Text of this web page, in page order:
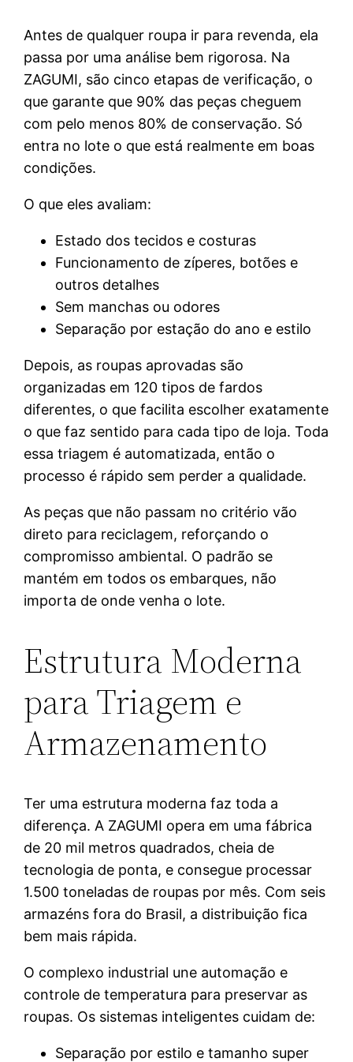
Antes de qualquer roupa ir para revenda, ela
passa por uma análise bem rigorosa. Na
ZAGUMI, são cinco etapas de verificação, o
que garante que 90% das peças cheguem
com pelo menos 80% de conservação. Só
entra no lote o que está realmente em boas
condições.
O que eles avaliam:
Estado dos tecidos e costuras
Funcionamento de zíperes, botões e
outros detalhes
Sem manchas ou odores
Separação por estação do ano e estilo
Depois, as roupas aprovadas são
organizadas em 120 tipos de fardos
diferentes, o que facilita escolher exatamente
o que faz sentido para cada tipo de loja. Toda
essa triagem é automatizada, então o
processo é rápido sem perder a qualidade.
As peças que não passam no critério vão
direto para reciclagem, reforçando o
compromisso ambiental. O padrão se
mantém em todos os embarques, não
importa de onde venha o lote.
Estrutura Moderna
para Triagem e
Armazenamento
Ter uma estrutura moderna faz toda a
diferença. A ZAGUMI opera em uma fábrica
de 20 mil metros quadrados, cheia de
tecnologia de ponta, e consegue processar
1.500 toneladas de roupas por mês. Com seis
armazéns fora do Brasil, a distribuição fica
bem mais rápida.
O complexo industrial une automação e
controle de temperatura para preservar as
roupas. Os sistemas inteligentes cuidam de:
Separação por estilo e tamanho super